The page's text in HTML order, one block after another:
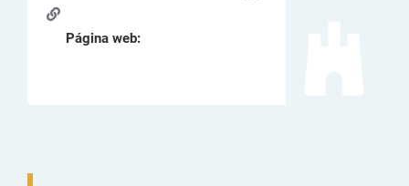
Página web: